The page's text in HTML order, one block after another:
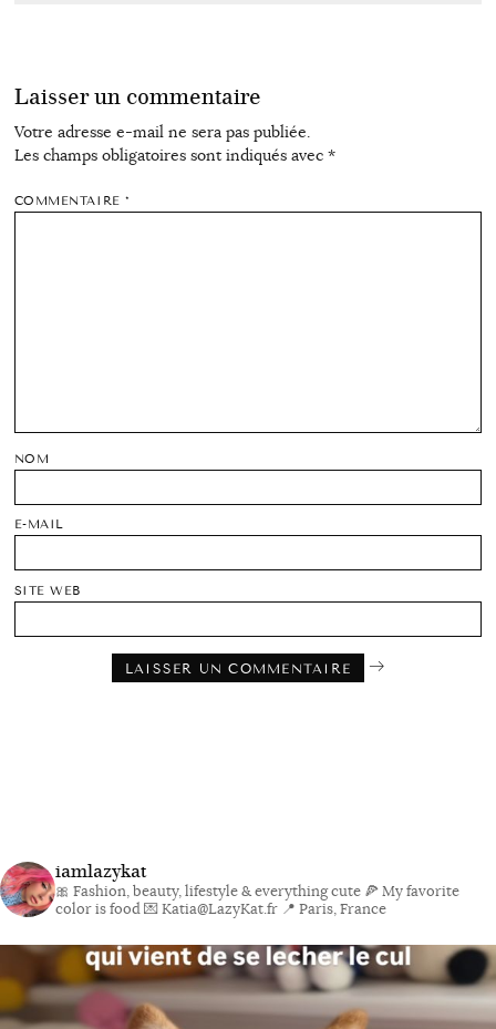
Laisser un commentaire
Votre adresse e-mail ne sera pas publiée.
Les champs obligatoires sont indiqués avec *
COMMENTAIRE*
NOM
E-MAIL
SITE WEB
iamlazykat
🎀 Fashion, beauty, lifestyle & everything cute 🍕 My favorite
color is food💌 Katia@LazyKat.fr 📍 Paris, France